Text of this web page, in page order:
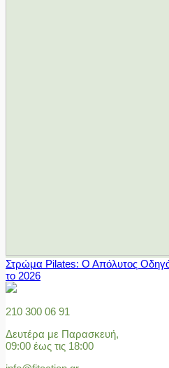
Στρώμα Pilates: Ο Απόλυτος
το 2026
210 300 06 91
Δευτέρα με Παρασκευή,
09:00 έως τις 18:00